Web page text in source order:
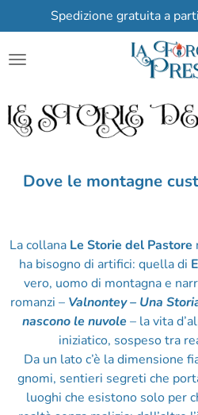
al
contenuto
Spedizione gratuita a
Dove le montagne
La collana Le Storie del Pastore
ha bisogno di artifici: quella di
vero, uomo di montagna e
romanzi – Valnontey – Una
nascono le nuvole– la vita
iniziatico, sospeso tra
Da un lato c’è la dimensione
gnomi, sentieri segreti che
luoghi che esistono solo per